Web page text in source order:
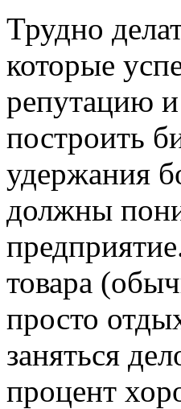
Трудно
которые
репутацию
построить
удержания
должны
товара
просто
заняться
процент